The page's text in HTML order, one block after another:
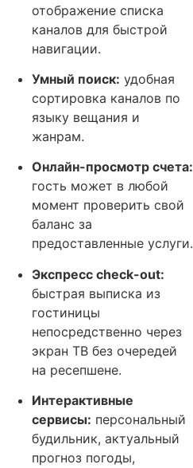
отображение списка
каналов для быстрой
навигации.
Умный поиск: удобная
сортировка каналов по
языку вещания и
жанрам.
Онлайн-просмотр счета:
гость может в любой
момент проверить свой
баланс за
предоставленные услуги.
Экспресс check-out:
быстрая выписка из
гостиницы
непосредственно через
экран ТВ без очередей
на ресепшене.
Интерактивные
сервисы: персональный
будильник, актуальный
прогноз погоды,